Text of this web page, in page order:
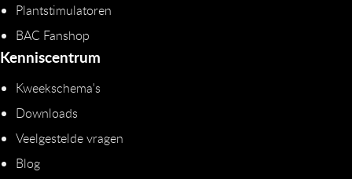
Plantstimulatoren
BAC Fanshop
Kenniscentrum
Kweekschema's
Downloads
Veelgestelde vragen
Blog